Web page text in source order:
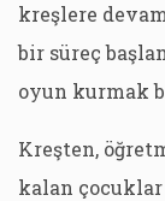
kreşlere
bir süreç
oyun kurmak
Kreşten,
kalan